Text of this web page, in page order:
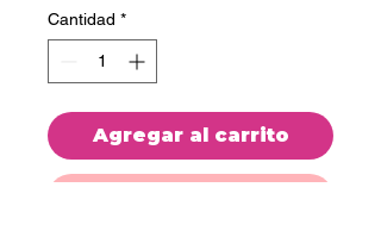
Cantidad *
Agregar al carrito